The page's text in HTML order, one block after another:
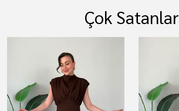
Çok Satanlar